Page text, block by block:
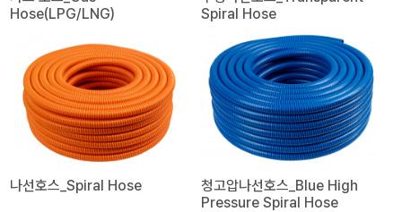
Hose(LPG/LNG)
Spiral Hose
나선호스_Spiral Hose
청고압나선호스_Blue High
Pressure Spiral Hose